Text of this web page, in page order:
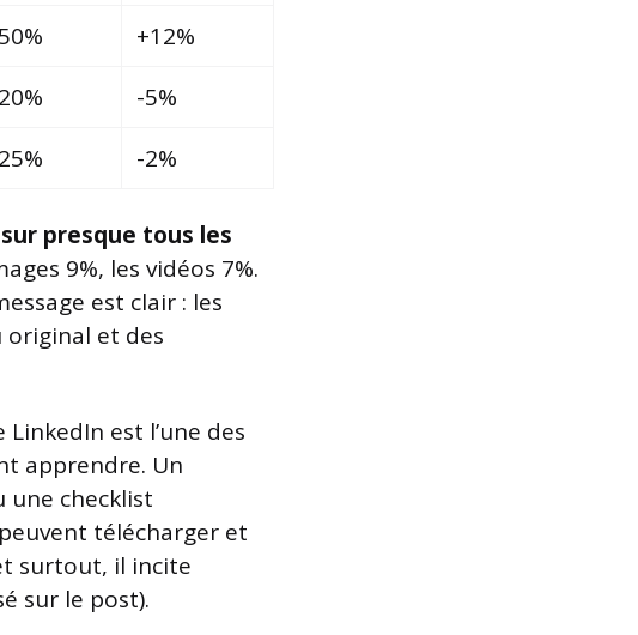
+12%
-5%
-2%
presque tous les
9%, les vidéos 7%.
est clair : les
original et des
LinkedIn est l’une des
apprendre. Un
une checklist
télécharger et
surtout, il incite
sur le post).